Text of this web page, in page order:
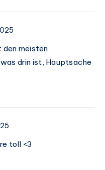
den meisten
drin ist, Hauptsache
toll <3